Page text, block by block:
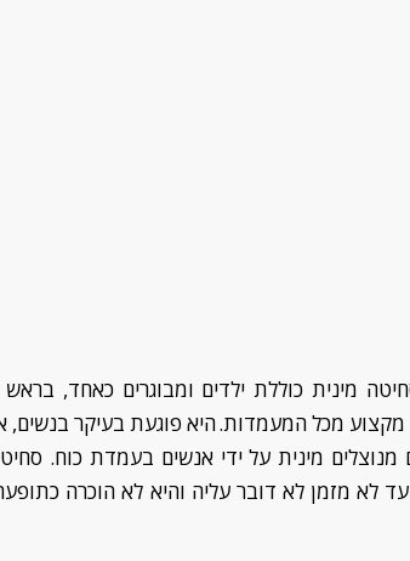
מינית כוללתילדים ומבוגרים כאחד, בראש
מקצוע מכל המעמדות.היא פוגעת בעיקר בנשים,
מינית על ידי אנשים בעמדת כוח.
לא מזמן לא דובר עליה והיא לא הוכרה